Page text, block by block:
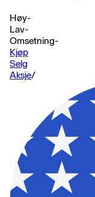
Høy-
Lav-
Omsetning-
Kjøp
Selg
Aksje/